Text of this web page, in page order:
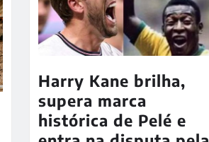
Harry Kane brilha,
supera marca
histórica de Pelé e